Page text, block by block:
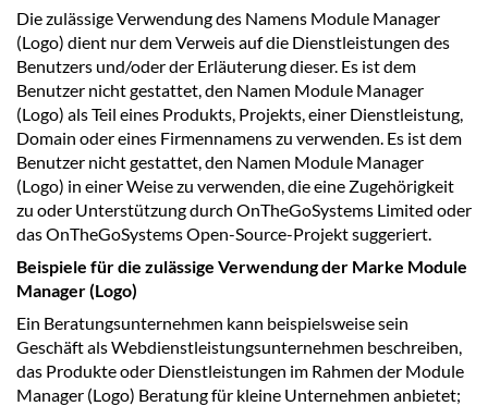
Die zulässige Verwendung des Namens Module Manager
(Logo) dient nur dem Verweis auf die Dienstleistungen des
Benutzers und/oder der Erläuterung dieser. Es ist dem
Benutzer nicht gestattet, den Namen Module Manager
(Logo) als Teil eines Produkts, Projekts, einer Dienstleistung,
Domain oder eines Firmennamens zu verwenden. Es ist dem
Benutzer nicht gestattet, den Namen Module Manager
(Logo) in einer Weise zu verwenden, die eine Zugehörigkeit
zu oder Unterstützung durch OnTheGoSystems Limited oder
das OnTheGoSystems Open-Source-Projekt suggeriert.
Beispiele für die zulässige Verwendung der Marke Module
Manager (Logo)
Ein Beratungsunternehmen kann beispielsweise sein
Geschäft als Webdienstleistungsunternehmen beschreiben,
das Produkte oder Dienstleistungen im Rahmen der Module
Manager (Logo) Beratung für kleine Unternehmen anbietet;